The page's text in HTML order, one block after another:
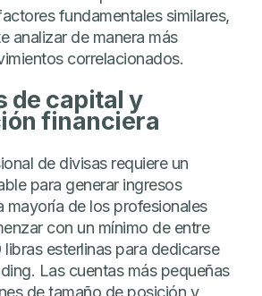
fundamentales similares,
analizar de manera más
correlacionados.
de capital y
financiera
de divisas requiere un
para generar ingresos
mayoría de los profesionales
con un mínimo de entre
esterlinas para dedicarse
Las cuentas más pequeñas
de tamaño de posición y